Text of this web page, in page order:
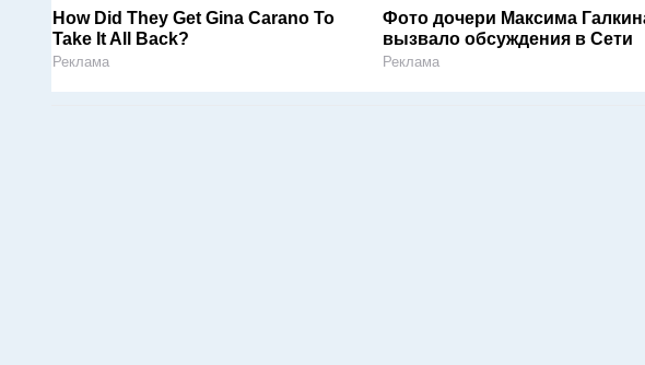
How Did They Get Gina Carano To
Take It All Back?
Реклама
Фото дочери Максима
вызвало обсуждения в Сети
Реклама